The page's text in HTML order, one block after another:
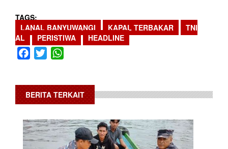
TAGS
LANAL BANYUWANGI
KAPAL TERBAKAR
TNI
AL
PERISTIWA HEADLINE
Facebook
Twitter
BERITA TERKAIT